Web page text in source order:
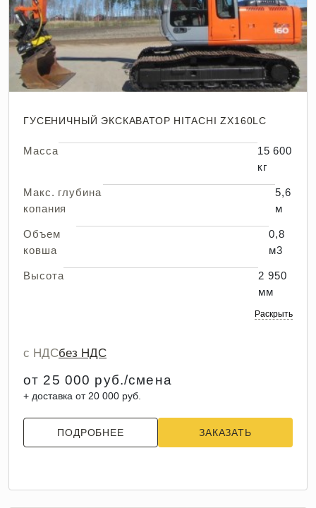
ГУСЕНИЧНЫЙ ЭКСКАВАТОР HITACHI ZX160LC
Масса
15 600
кг
Макс. глубина
копания
5,6
м
Объем
ковша
0,8
м3
Высота
2 950
мм
Раскрыть
с НДСбез НДС
от 25 000 руб./смена
+ доставка от 20 000 руб.
ПОДРОБНЕЕ ЗАКАЗАТЬ